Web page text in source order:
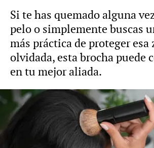
Si te has quemado alguna
pelo o simplemente buscas
más práctica de proteger esa
olvidada, esta brocha puede
en tu mejor aliada.